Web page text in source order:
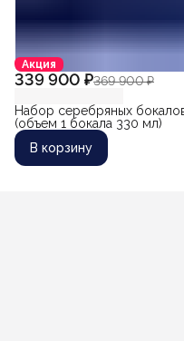
Акция
339 900 ₽369 900 ₽
Набор серебряных
(объем 1 бокала 330 мл)
В корзину